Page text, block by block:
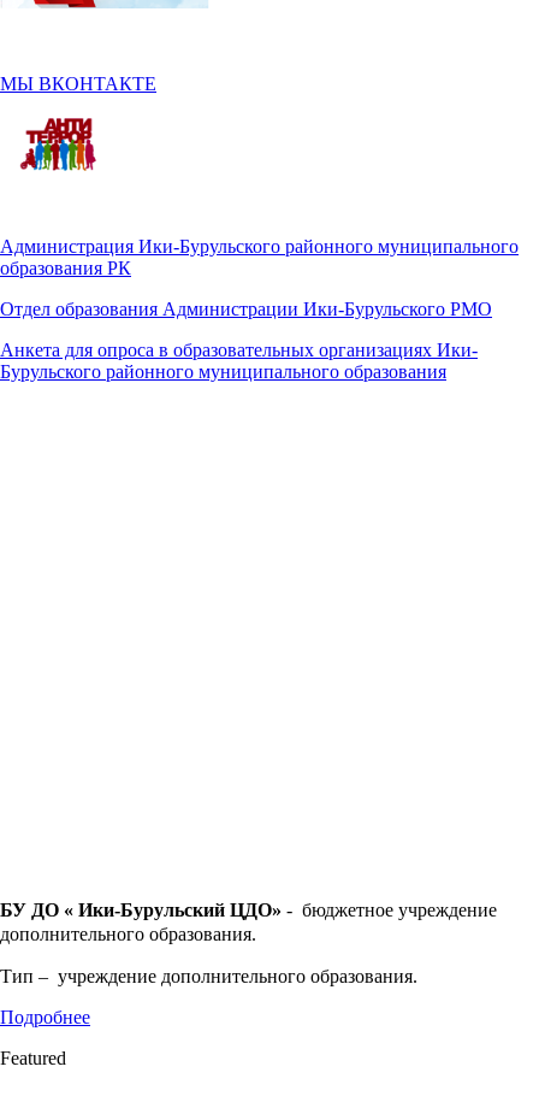
МЫ ВКОНТАКТЕ
Администрация Ики-Бурульского районного муниципального
образования РК
Отдел образования Администрации Ики-Бурульского РМО
Анкета для опроса в образовательных организациях Ики-
Бурульского районного муниципального образования
БУ ДО « Ики-Бурульский ЦДО» - бюджетное учреждение
дополнительного образования.
Тип – учреждение дополнительного образования.
Подробнее
Featured